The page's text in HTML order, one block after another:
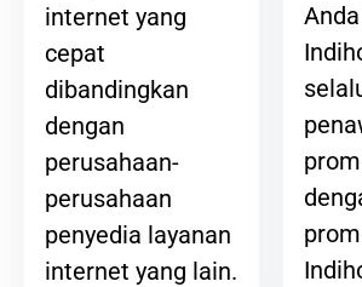
internet yang
cepat
dibandingkan
dengan
perusahaan-
perusahaan
penyedia layanan
internet yang lain.